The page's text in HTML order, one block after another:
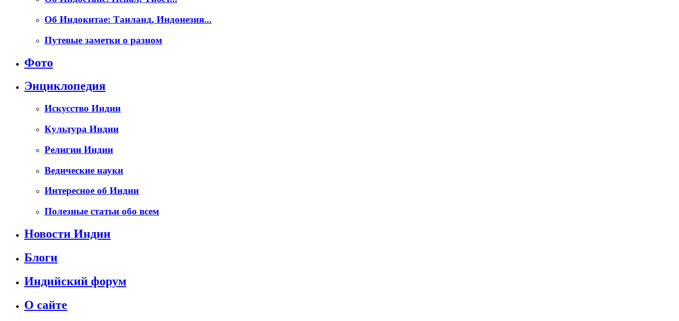
Об Индокитае: Таиланд, Индонезия...
Путевые заметки о разном
Фото
Энциклопедия
Искусство Индии
Культура Индии
Религии Индии
Ведические науки
Интересное об Индии
Полезные статьи обо всем
Новости Индии
Блоги
Индийский форум
О сайте